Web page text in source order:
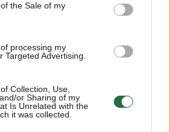
the Sale of my
processing my
Targeted Advertising.
Collection, Use,
or Sharing of my
Is Unrelated with the
it was collected.
Vilniaus Vakarinis aplinkkelis:
laiko bandymu įsitvirtinti